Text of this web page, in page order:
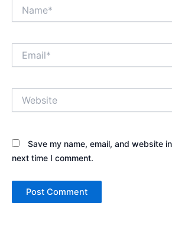
Save my name, email, and website
next time I comment.